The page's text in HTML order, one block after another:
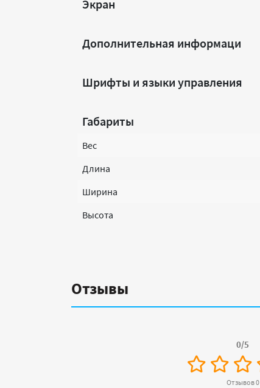
Экран
Дополнительная информаци
Шрифты и языки управления
Габариты
Вес
Длина
Ширина
Высота
Отзывы
0/5
Отзывов 0